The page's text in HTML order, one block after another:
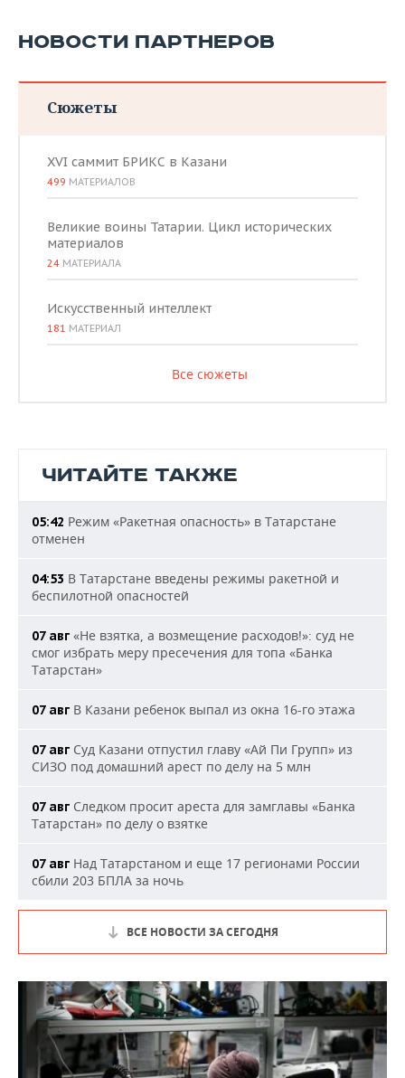
НОВОСТИ ПАРТНЕРОВ
Сюжеты
XVI саммит БРИКС в Казани
499 МАТЕРИАЛОВ
Великие воины Татарии. Цикл исторических
материалов
24 МАТЕРИАЛА
Искусственный интеллект
181 МАТЕРИАЛ
Все сюжеты
ЧИТАЙТЕ ТАКЖЕ
05:42 Режим «Ракетная опасность» в Татарстане
отменен
04:53 В Татарстане введены режимы ракетной и
беспилотной опасностей
07 авг «Не взятка, а возмещение расходов!»: суд не
смог избрать меру пресечения для топа «Банка
Татарстан»
07 авг В Казани ребенок выпал из окна 16-го этажа
07 авг Суд Казани отпустил главу «Ай Пи Групп» из
СИЗО под домашний арест по делу на 5 млн
07 авг Следком просит ареста для замглавы «Банка
Татарстан» по делу о взятке
07 авг Над Татарстаном и еще 17 регионами России
сбили 203 БПЛА за ночь
ВСЕ НОВОСТИ ЗА СЕГОДНЯ